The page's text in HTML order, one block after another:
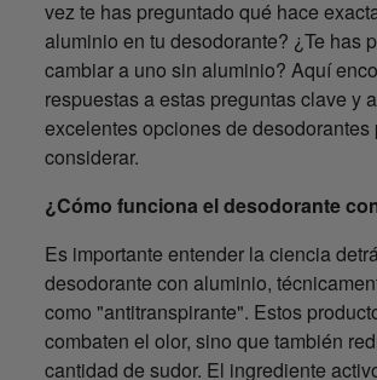
vez te has preguntado qué hace
aluminio en tu desodorante? ¿Te has
cambiar a uno sin aluminio? Aquí
respuestas a estas preguntas clave y
excelentes opciones de desodorantes
considerar.
¿Cómo funciona el desodorante
Es importante entender la ciencia
desodorante con aluminio,
como "antitranspirante". Estos
combaten el olor, sino que también
cantidad de sudor. El ingrediente